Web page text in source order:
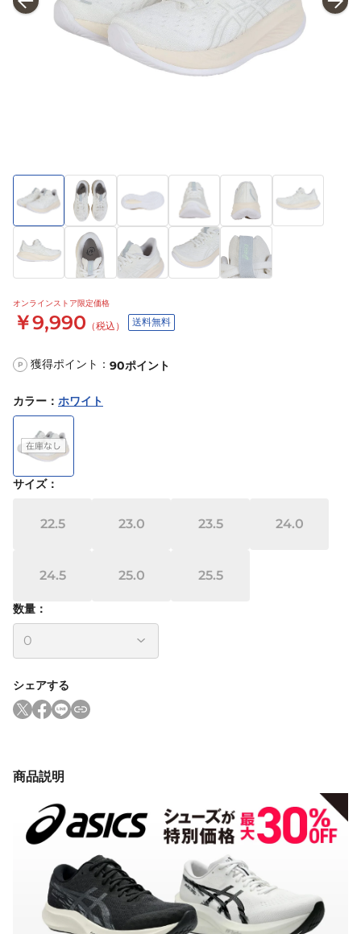
オンラインストア限定価格
￥9,990 （税込） 送料無料
P 獲得ポイント： 90ポイント
カラー ： ホワイト
サイズ：
22.5 23.0 23.5 24.0
24.5 25.0 25.5
数量：
シェアする
商品説明